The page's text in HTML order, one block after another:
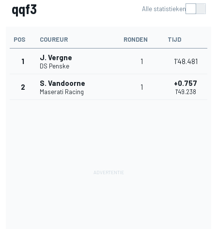
qqf3 Alle statistieken
POS COUREUR RONDEN TIJD
1 J. Vergne
DS Penske
1 1'48.481
2 S. Vandoorne
Maserati Racing
1 +0.757
1'49.238